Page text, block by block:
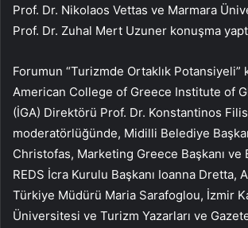
Prof. Dr. Nikolaos Vettas ve Marmara
Prof. Dr. Zuhal Mert Uzuner konuşma
Forumun “Turizmde Ortaklık
American College of Greece Institute of
(İGA) Direktörü Prof. Dr. Konstantinos Filis
moderatörlüğünde, Midilli Belediye
Christofas, Marketing Greece Başkanı ve
REDS İcra Kurulu Başkanı Ioanna Dretta,
Türkiye Müdürü Maria Sarafoglou, İzmir
Üniversitesi ve Turizm Yazarları ve